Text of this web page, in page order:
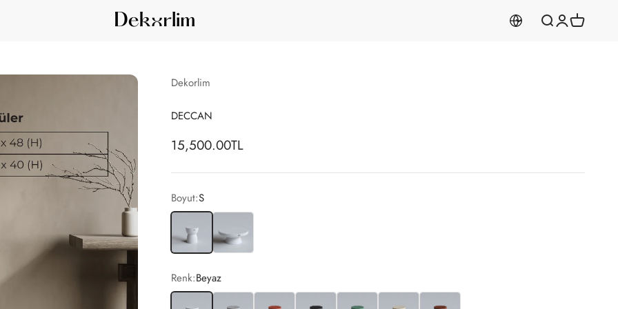
Dekorlim Aramayı aç
HesabımSepeti aç
Dekorlim
DECCAN
İndirimli fiyat
15,500.00TL
Boyut:S
Renk:Beyaz